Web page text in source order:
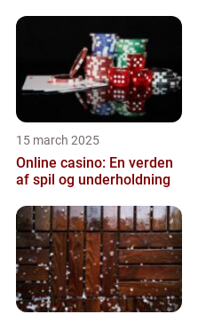
15 march 2025
Online casino: En verden
af spil og underholdning